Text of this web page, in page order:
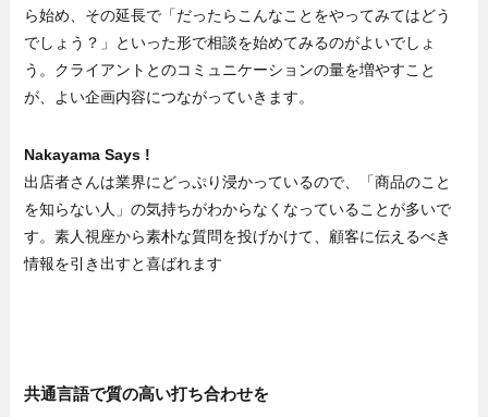
ら始め、その延長で「だったらこんなことをやってみてはどう
でしょう？」といった形で相談を始めてみるのがよいでしょ
う。クライアントとのコミュニケーションの量を増やすこと
が、よい企画内容につながっていきます。
Nakayama Says !
出店者さんは業界にどっぷり浸かっているので、「商品のこと
を知らない人」の気持ちがわからなくなっていることが多いで
す。素人視座から素朴な質問を投げかけて、顧客に伝えるべき
情報を引き出すと喜ばれます
共通言語で質の高い打ち合わせを